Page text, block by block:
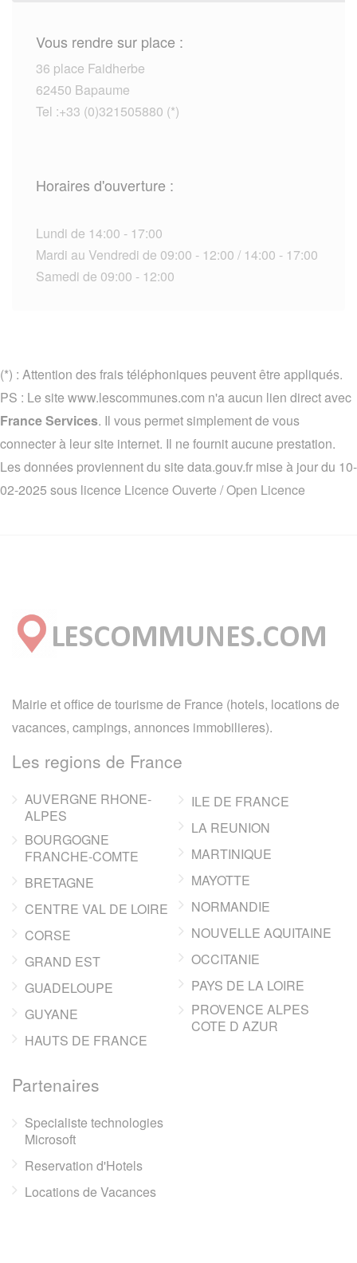
Vous rendre sur place :
36 place Faidherbe
62450 Bapaume
Tel :+33 (0)321505880 (*)
Horaires d'ouverture :
Lundi de 14:00 - 17:00
Mardi au Vendredi de 09:00 - 12:00 / 14:00 - 17:00
Samedi de 09:00 - 12:00
(*) : Attention des frais téléphoniques peuvent être appliqués.
PS : Le site www.lescommunes.com n'a aucun lien direct avec
France Services. Il vous permet simplement de vous
connecter à leur site internet. Il ne fournit aucune prestation.
Les données proviennent du site data.gouv.fr mise à jour du 10-
02-2025 sous licence Licence Ouverte / Open Licence
Mairie et office de tourisme de France (hotels, locations de
vacances, campings, annonces immobilieres).
Les regions de France
AUVERGNE RHONE-
ALPES
BOURGOGNE
FRANCHE-COMTE
BRETAGNE
CENTRE VAL DE LOIRE
CORSE
GRAND EST
GUADELOUPE
GUYANE
HAUTS DE FRANCE
ILE DE FRANCE
LA REUNION
MARTINIQUE
MAYOTTE
NORMANDIE
NOUVELLE AQUITAINE
OCCITANIE
PAYS DE LA LOIRE
PROVENCE ALPES
COTE D AZUR
Partenaires
Specialiste technologies
Microsoft
Reservation d'Hotels
Locations de Vacances